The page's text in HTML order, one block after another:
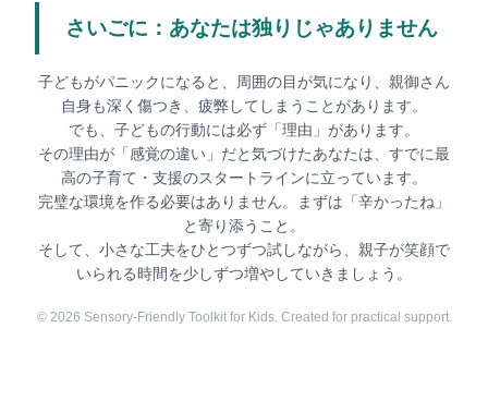
さいごに：あなたは独りじゃありません
子どもがパニックになると、周囲の目が気になり、親御さん
自身も深く傷つき、疲弊してしまうことがあります。
でも、子どもの行動には必ず「理由」があります。
その理由が「感覚の違い」だと気づけたあなたは、すでに最
高の子育て・支援のスタートラインに立っています。
完璧な環境を作る必要はありません。まずは「辛かったね」
と寄り添うこと。
そして、小さな工夫をひとつずつ試しながら、親子が笑顔で
いられる時間を少しずつ増やしていきましょう。
© 2026 Sensory-Friendly Toolkit for Kids. Created for practical support.